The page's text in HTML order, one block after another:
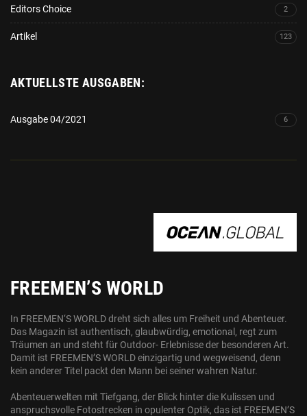
Editors Choice 2
Artikel 123
AKTUELLSTE AUSGABEN:
Ausgabe 04/2021 6
FREEMEN’S WORLD
In FREEMEN‘S WORLD dreht sich alles um Freiheit und Abenteuer.
Das Magazin ist authentisch, glaubwürdig, emotional, regt zum
Träumen an und steht für Outdoor- Erlebnisse der besonderen Art.
Damit ist FREEMEN’S WORLD einzigartig und wegweisend, denn
kein anderer Titel packt den Mann bei seiner wahren Natur.
Abenteuerwelten mit Tiefgang, der Blick hinter die Kulissen und
anspruchsvolle Fotostrecken in opulenter Optik, das ist FREEMEN’S